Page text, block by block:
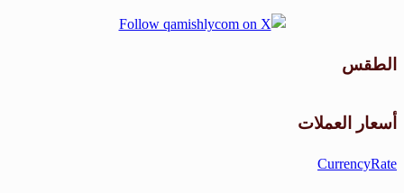
الطقس
أسعار العملات
CurrencyRate